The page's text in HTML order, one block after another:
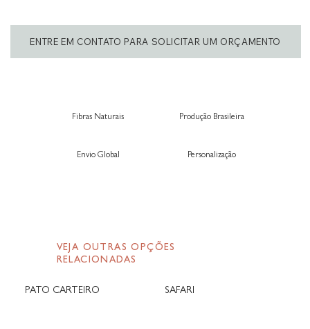
ENTRE EM CONTATO PARA SOLICITAR UM ORÇAMENTO
Fibras Naturais Produção Brasileira
Envio Global Personalização
VEJA OUTRAS OPÇÕES
RELACIONADAS
PATO CARTEIRO SAFARI